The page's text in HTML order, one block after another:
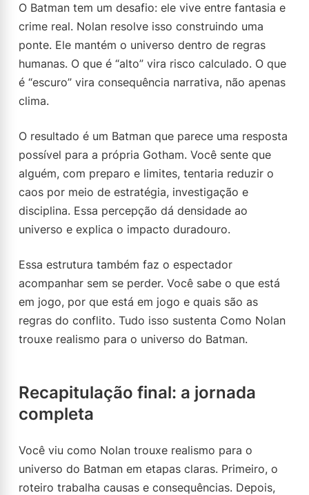
O Batman tem um desafio: ele vive entre fantasia e
crime real. Nolan resolve isso construindo uma
ponte. Ele mantém o universo dentro de regras
humanas. O que é “alto” vira risco calculado. O que
é “escuro” vira consequência narrativa, não apenas
clima.
O resultado é um Batman que parece uma resposta
possível para a própria Gotham. Você sente que
alguém, com preparo e limites, tentaria reduzir o
caos por meio de estratégia, investigação e
disciplina. Essa percepção dá densidade ao
universo e explica o impacto duradouro.
Essa estrutura também faz o espectador
acompanhar sem se perder. Você sabe o que está
em jogo, por que está em jogo e quais são as
regras do conflito. Tudo isso sustenta Como Nolan
trouxe realismo para o universo do Batman.
Recapitulação final: a jornada
completa
Você viu como Nolan trouxe realismo para o
universo do Batman em etapas claras. Primeiro, o
roteiro trabalha causas e consequências. Depois,